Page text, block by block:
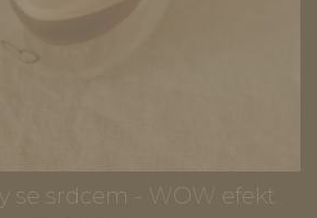
se srdcem - WOW efekt